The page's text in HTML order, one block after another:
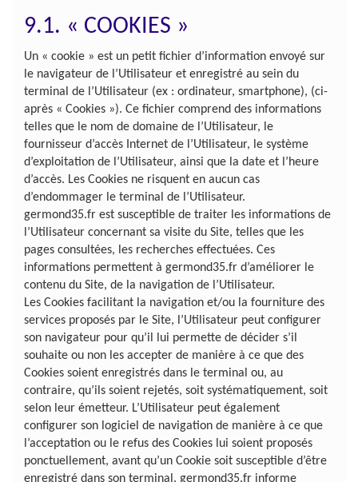
9.1. « COOKIES »
Un « cookie » est un petit fichier d’information envoyé sur
le navigateur de l’Utilisateur et enregistré au sein du
terminal de l’Utilisateur (ex : ordinateur, smartphone), (ci-
après « Cookies »). Ce fichier comprend des informations
telles que le nom de domaine de l’Utilisateur, le
fournisseur d’accès Internet de l’Utilisateur, le système
d’exploitation de l’Utilisateur, ainsi que la date et l’heure
d’accès. Les Cookies ne risquent en aucun cas
d’endommager le terminal de l’Utilisateur.
germond35.fr est susceptible de traiter les informations de
l’Utilisateur concernant sa visite du Site, telles que les
pages consultées, les recherches effectuées. Ces
informations permettent à germond35.fr d’améliorer le
contenu du Site, de la navigation de l’Utilisateur.
Les Cookies facilitant la navigation et/ou la fourniture des
services proposés par le Site, l’Utilisateur peut configurer
son navigateur pour qu’il lui permette de décider s’il
souhaite ou non les accepter de manière à ce que des
Cookies soient enregistrés dans le terminal ou, au
contraire, qu’ils soient rejetés, soit systématiquement, soit
selon leur émetteur. L’Utilisateur peut également
configurer son logiciel de navigation de manière à ce que
l’acceptation ou le refus des Cookies lui soient proposés
ponctuellement, avant qu’un Cookie soit susceptible d’être
enregistré dans son terminal. germond35.fr informe